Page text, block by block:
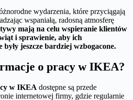
wydarzenia, które przyciągają
wspaniałą, radosną atmosferę
mają na celu wspieranie klientów
i sprawienie, aby ich
jeszcze bardziej wzbogacone.
o pracy w IKEA?
w IKEA dostępne są przede
internetowej firmy, gdzie regularnie